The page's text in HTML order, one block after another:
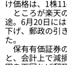
け価格は、1株
ところが楽天
途。6月20日に
下げ、郵政の引
た。
保有有価証券
と、会計上で減